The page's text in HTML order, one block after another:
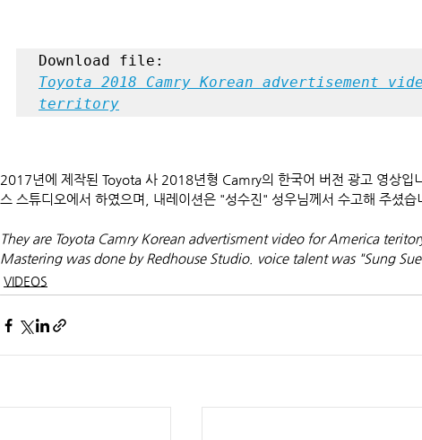
Toyota 2018 Camry Korean advertisement
territory
2017년에 제작된 Toyota 사 2018년형 Camry의 한국어 버전 광고 영상입
스 스튜디오에서 하였으며, 내레이션은 "성수진" 성우님께서 수고해 주셨습
They are Toyota Camry Korean advertisment video for America
Mastering was done by Redhouse Studio. voice talent was "Sung Sue
VIDEOS